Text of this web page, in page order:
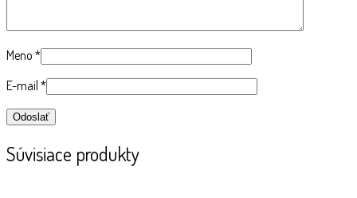
Meno *
E-mail *
Súvisiace produkty